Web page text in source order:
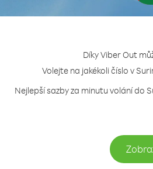
Díky Viber Out
Volejte na jakékoli číslo v
Nejlepší sazby za minutu volání do